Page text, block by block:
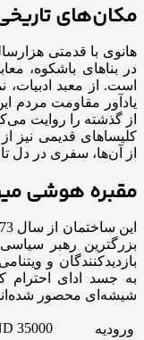
مکان‌های
هانوی با قدمتی
در بناهای باشکوه،
است. از معبد ادبیات،
یادآور مقاومت مردم
از گذشته را روایت
کلیساهای قدیمی نیز
از آن‌ها، سفری در دل
مقبره هوشی
بزرگترین رهبر
بازدیدکنندگان و
به جسد ادای احترام
شیشه‌ای محصور
ورودیه
35000